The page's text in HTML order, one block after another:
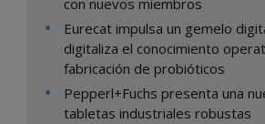
con nuevos miembros
Eurecat impulsa un gemelo
digitaliza el conocimiento
fabricación de probióticos
Pepperl+Fuchs presenta una
tabletas industriales robustas